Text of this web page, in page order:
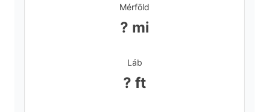
Mérföld
? mi
Láb
? ft